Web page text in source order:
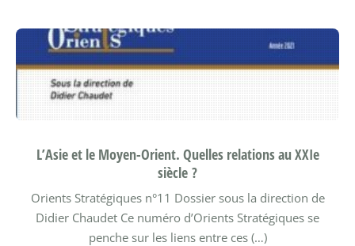
L’Asie et le Moyen-Orient. Quelles relations au XXIe
siècle ?
Orients Stratégiques n°11 Dossier sous la direction de
Didier Chaudet Ce numéro d’Orients Stratégiques se
penche sur les liens entre ces (…)